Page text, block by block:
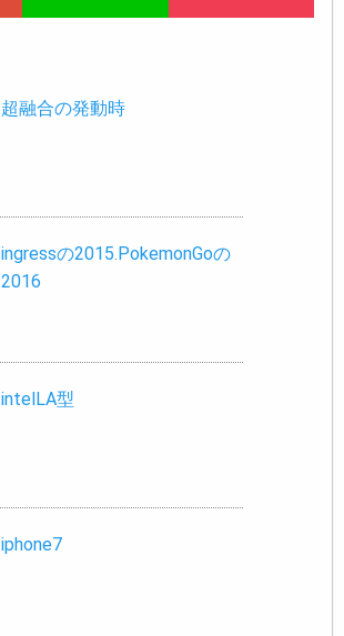
超融合の発動時
ingressの2015.PokemonGoの
2016
intelLA型
iphone7